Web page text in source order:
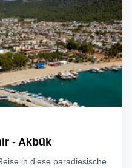
- Akbük
in diese paradiesische